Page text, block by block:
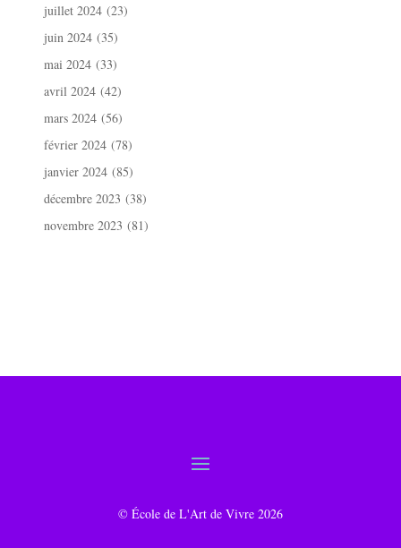
juillet 2024 (23)
juin 2024 (35)
mai 2024 (33)
avril 2024 (42)
mars 2024 (56)
février 2024 (78)
janvier 2024 (85)
décembre 2023 (38)
novembre 2023 (81)
© École de L'Art de Vivre 2026